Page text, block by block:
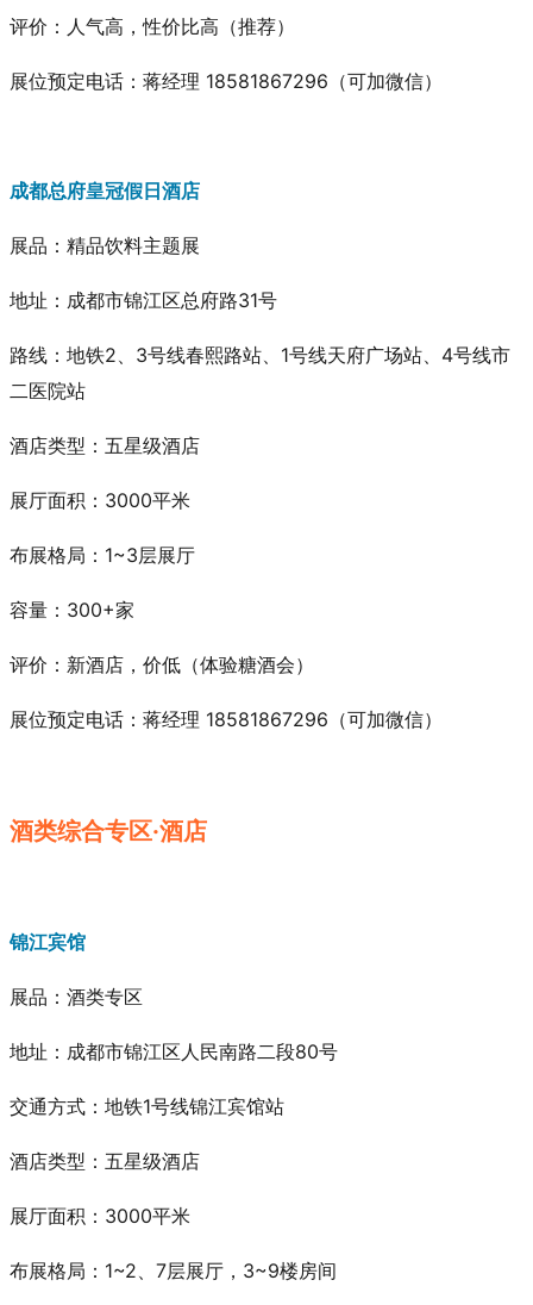
评价：人气高，性价比高 （推荐）
展位预定电话：蒋经理 18581867296（可加微信）
成都总府皇冠假日酒店
展品 ：精品饮料主题展
地址：成都市锦江区总府路31号
路线：地铁2、3号线春熙路站、1号线天府广场站、4号线市
二医院站
酒店类型：五星级酒店
展厅面积：3000平米
布展格局：1~3层展厅
容量：300+家
评价：新酒店，价低 （体验糖酒会）
展位预定电话：蒋经理 18581867296（可加微信）
酒类综合专区·酒店
锦江宾馆
展品 ：酒类专区
地址：成都市锦江区人民南路二段80号
交通方式：地铁1号线锦江宾馆站
酒店类型：五星级酒店
展厅面积：3000平米
布展格局：1~2、7层展厅，3~9楼房间